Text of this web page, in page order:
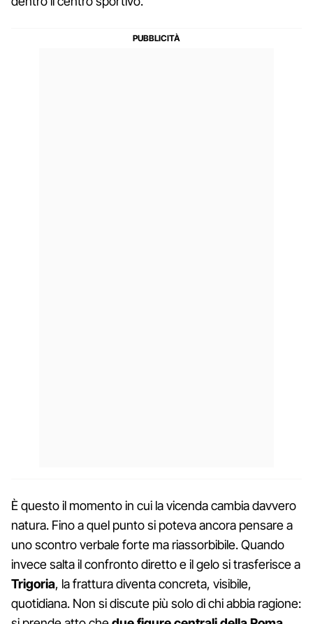
È questo il momento in cui la vicenda cambia davvero
natura. Fino a quel punto si poteva ancora pensare a
uno scontro verbale forte ma riassorbibile. Quando
invece salta il confronto diretto e il gelo si trasferisce a
Trigoria, la frattura diventa concreta, visibile,
quotidiana. Non si discute più solo di chi abbia ragione: